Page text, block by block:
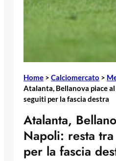
Home > Calciomercato >
Atalanta, Bellanova piace
seguiti per la fascia destra
Atalanta,
Napoli: resta
per la fascia